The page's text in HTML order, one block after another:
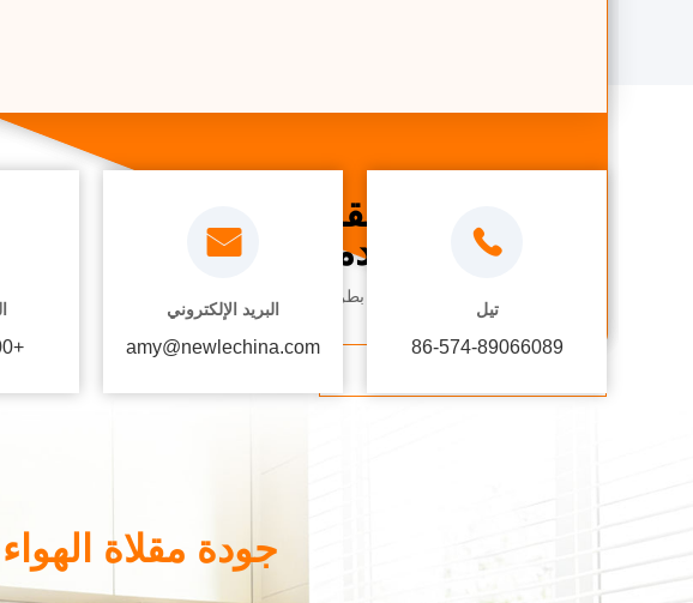
نحن نقدم
أفضل خدمة!
يمكنك الاتصال بنا بطرق مختلفة
تيل
86-574-89066089
البريد الإلكتروني
amy@newlechina.com
+18158262300
جودة مقلاة